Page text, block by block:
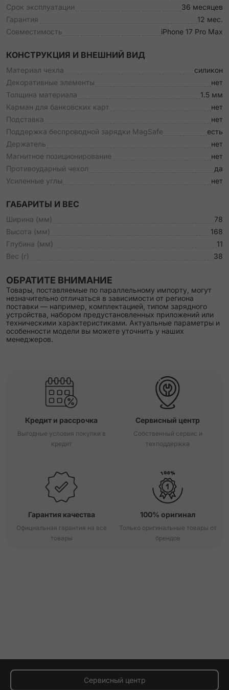
Срок эксплуатации
36 месяцев
Гарантия
12 мес.
Совместимость
iPhone 17 Pro Max
КОНСТРУКЦИЯ И ВНЕШНИЙ ВИД
Материал чехла
силикон
Декоративные элементы
нет
Толщина материала
1.5 мм
Карман для банковских карт
нет
Подставка
нет
Поддержка беспроводной зарядки MagSafe
есть
Держатель
нет
Магнитное позиционирование
нет
Противоударный чехол
да
Усиленные углы
нет
ГАБАРИТЫ И ВЕС
Ширина (мм)
78
Высота (мм)
168
Глубина (мм)
11
Вес (г)
38
ОБРАТИТЕ ВНИМАНИЕ
Товары, поставляемые по параллельному импорту, могут
незначительно отличаться в зависимости от региона
поставки — например, комплектацией, типом зарядного
устройства, набором предустановленных приложений или
техническими характеристиками. Актуальные параметры и
особенности модели вы можете уточнить у наших
менеджеров.
Кредит и рассрочка
Выгодные условия покупки в
кредит
Сервисный центр
Собственный сервис и
техподдержка
Гарантия качества
Официальная гарантия на все
товары
100% оригинал
Только оригинальные товары от
брендов
Сервисный центр